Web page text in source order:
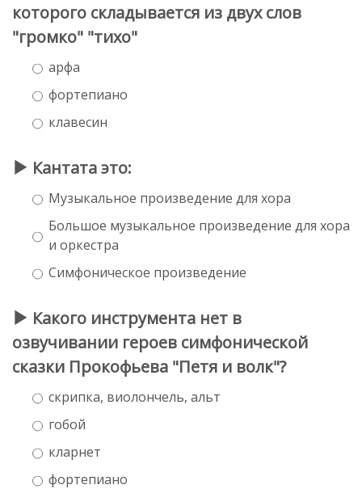
которого складывается из двух слов
"громко" "тихо"
арфа
фортепиано
клавесин
Кантата это:
Музыкальное произведение для хора
Большое музыкальное произведение для хора
и оркестра
Симфоническое произведение
Какого инструмента нет в
озвучивании героев симфонической
сказки Прокофьева "Петя и волк"?
скрипка, виолончель, альт
гобой
кларнет
фортепиано